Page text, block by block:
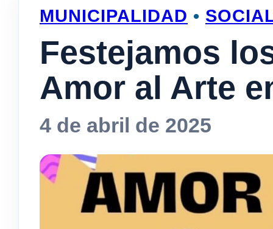
MUNICIPALIDAD •
Festejamos
Amor al Arte
4 de abril de 2025